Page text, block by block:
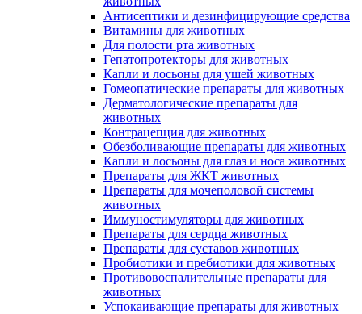
Антисептики и дезинфицирующие средства
Витамины для животных
Для полости рта животных
Гепатопротекторы для животных
Капли и лосьоны для ушей животных
Гомеопатические препараты для животных
Дерматологические препараты для
животных
Контрацепция для животных
Обезболивающие препараты для животных
Капли и лосьоны для глаз и носа животных
Препараты для ЖКТ животных
Препараты для мочеполовой системы
животных
Иммуностимуляторы для животных
Препараты для сердца животных
Препараты для суставов животных
Пробиотики и пребиотики для животных
Противовоспалительные препараты для
животных
Успокаивающие препараты для животных